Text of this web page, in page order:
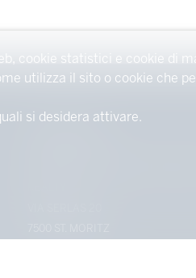
cookie statistici e cookie di
utilizza il sito o cookie che
si desidera attivare.